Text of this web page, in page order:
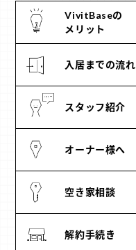
VivitBaseの
メリット
入居までの流れ
スタッフ紹介
オーナー様へ
空き家相談
解約手続き